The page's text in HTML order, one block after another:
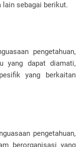
lain sebagai berikut.
pengetahuan,
yang dapat diamati,
yang berkaitan
pengetahuan,
berorganisasi yang